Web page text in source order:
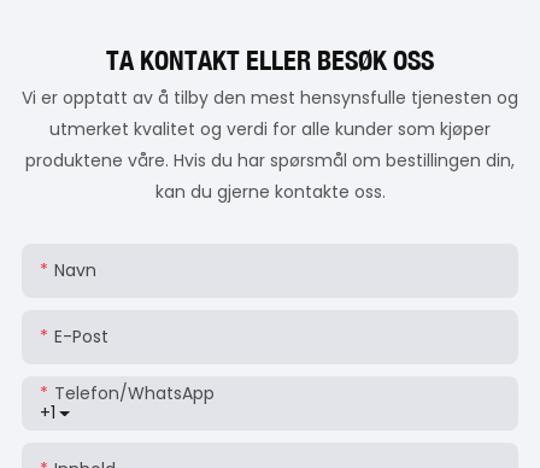
TA KONTAKT ELLER BESØK OSS
Vi er opptatt av å tilby den mest hensynsfulle tjenesten og
utmerket kvalitet og verdi for alle kunder som kjøper
produktene våre. Hvis du har spørsmål om bestillingen din,
kan du gjerne kontakte oss.
Navn
E-Post
+1
Telefon/whatsApp